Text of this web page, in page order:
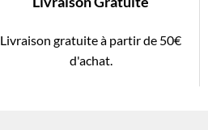
Livraison gratuite à partir de 50€
d'achat.